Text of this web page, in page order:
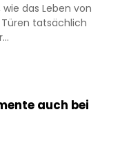
das Leben von
tatsächlich
auch bei